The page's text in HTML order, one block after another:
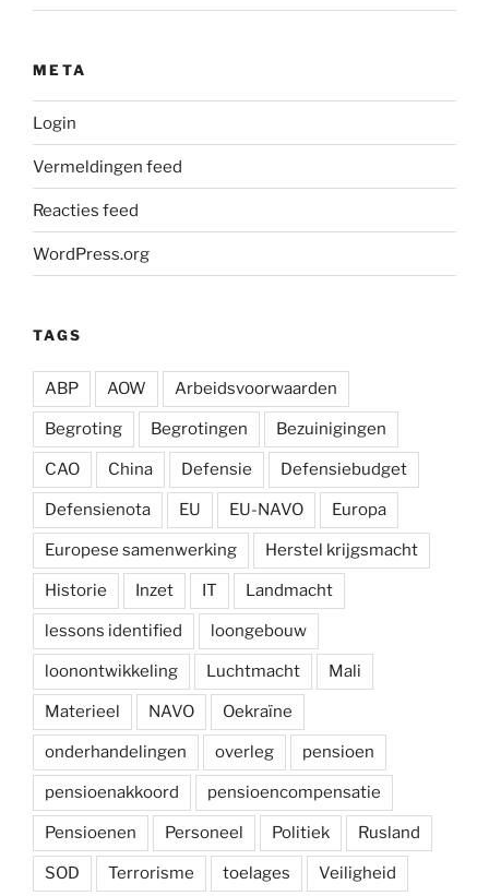
META
Login
Vermeldingen feed
Reacties feed
WordPress.org
TAGS
ABP AOW Arbeidsvoorwaarden
Begroting Begrotingen Bezuinigingen
CAO China Defensie Defensiebudget
Defensienota EU EU-NAVO Europa
Europese samenwerking Herstel krijgsmacht
Historie Inzet IT Landmacht
lessons identified loongebouw
loonontwikkeling Luchtmacht Mali
Materieel NAVO Oekraïne
onderhandelingen overleg pensioen
pensioenakkoord pensioencompensatie
Pensioenen Personeel Politiek Rusland
SOD Terrorisme toelages Veiligheid